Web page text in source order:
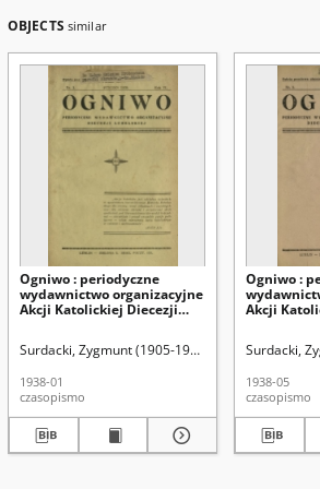
OBJECTS similar
Ogniwo : periodyczne
wydawnictwo organizacyjne
Akcji Katolickiej Diecezji
Surdacki, Zygmunt (1905-1941). Red Akcja
1938-01
czasopismo
Ogniwo :
Akcji
Surdacki,
1938-05
czasopismo